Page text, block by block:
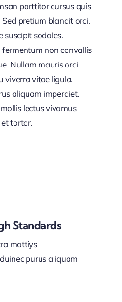
porttitor cursus quis
pretium blandit orci.
suscipit sodales.
fermentum non convallis
Nullam mauris orci
viverra vitae ligula.
aliquam imperdiet.
lectus vivamus
et tortor.
Standards
mattiys
purus aliquam